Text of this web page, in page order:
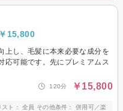
15,800
上し、毛髪に本来必要な成分を
応可能です。先にプレミアムス
120分 ￥15,800
ト： 全員 その他条件： 併用可／楽